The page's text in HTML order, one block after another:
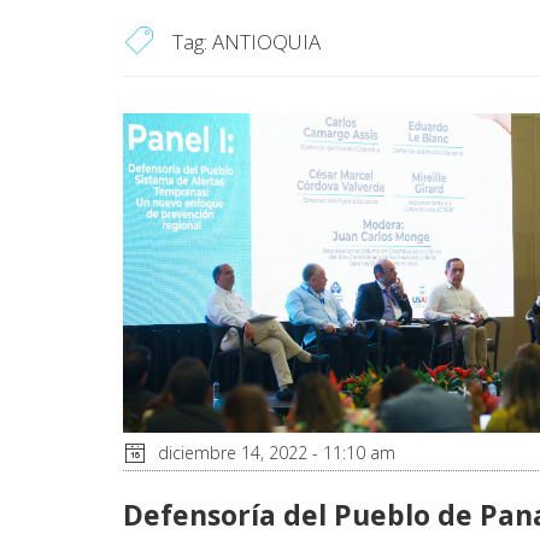
Tag: ANTIOQUIA
diciembre 14, 2022 - 11:10 am
Defensoría del Pueblo de